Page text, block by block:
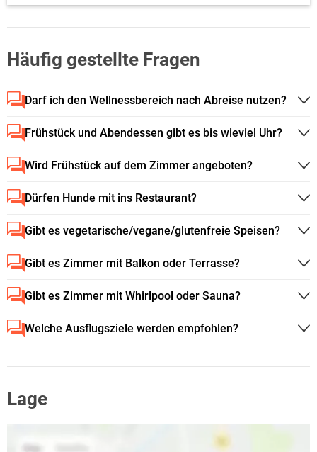
Häufig gestellte Fragen
Darf ich den Wellnessbereich nach Abreise nutzen?
Frühstück und Abendessen gibt es bis wieviel Uhr?
Wird Frühstück auf dem Zimmer angeboten?
Dürfen Hunde mit ins Restaurant?
Gibt es vegetarische/vegane/glutenfreie Speisen?
Gibt es Zimmer mit Balkon oder Terrasse?
Gibt es Zimmer mit Whirlpool oder Sauna?
Welche Ausflugsziele werden empfohlen?
Lage